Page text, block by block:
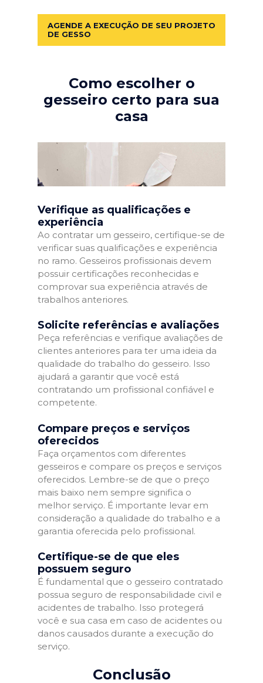
AGENDE A EXECUÇÃO DE SEU PROJETO
DE GESSO
Como escolher o
gesseiro certo para sua
casa
Verifique as qualificações e
experiência
Ao contratar um gesseiro, certifique-se de
verificar suas qualificações e experiência
no ramo. Gesseiros profissionais devem
possuir certificações reconhecidas e
comprovar sua experiência através de
trabalhos anteriores.
Solicite referências e avaliações
Peça referências e verifique avaliações de
clientes anteriores para ter uma ideia da
qualidade do trabalho do gesseiro. Isso
ajudará a garantir que você está
contratando um profissional confiável e
competente.
Compare preços e serviços
oferecidos
Faça orçamentos com diferentes
gesseiros e compare os preços e serviços
oferecidos. Lembre-se de que o preço
mais baixo nem sempre significa o
melhor serviço. É importante levar em
consideração a qualidade do trabalho e a
garantia oferecida pelo profissional.
Certifique-se de que eles
possuem seguro
É fundamental que o gesseiro contratado
possua seguro de responsabilidade civil e
acidentes de trabalho. Isso protegerá
você e sua casa em caso de acidentes ou
danos causados durante a execução do
serviço.
Conclusão